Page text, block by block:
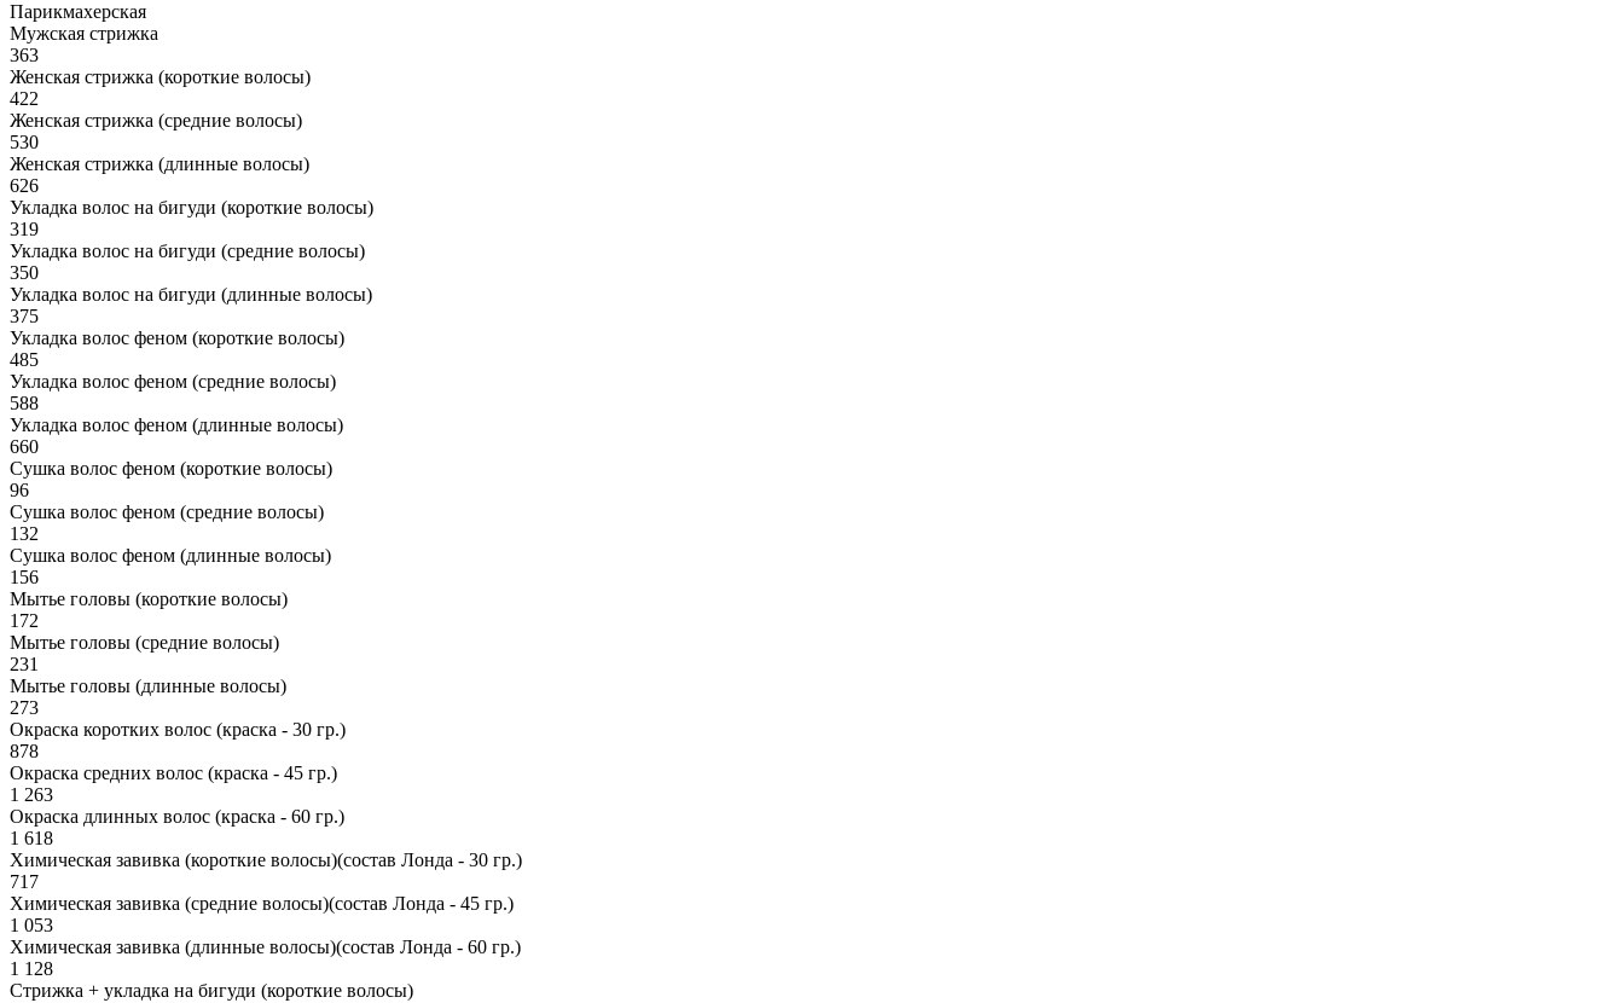
Парикмахерская
Мужская стрижка
363
Женская стрижка (короткие волосы)
422
Женская стрижка (средние волосы)
530
Женская стрижка (длинные волосы)
626
Укладка волос на бигуди (короткие волосы)
319
Укладка волос на бигуди (средние волосы)
350
Укладка волос на бигуди (длинные волосы)
375
Укладка волос феном (короткие волосы)
485
Укладка волос феном (средние волосы)
588
Укладка волос феном (длинные волосы)
660
Сушка волос феном (короткие волосы)
96
Сушка волос феном (средние волосы)
132
Сушка волос феном (длинные волосы)
156
Мытье головы (короткие волосы)
172
Мытье головы (средние волосы)
231
Мытье головы (длинные волосы)
273
Окраска коротких волос (краска - 30 гр.)
878
Окраска средних волос (краска - 45 гр.)
1 263
Окраска длинных волос (краска - 60 гр.)
1 618
Химическая завивка (короткие волосы)(состав Лонда - 30 гр.)
717
Химическая завивка (средние волосы)(состав Лонда - 45 гр.)
1 053
Химическая завивка (длинные волосы)(состав Лонда - 60 гр.)
1 128
Стрижка + укладка на бигуди (короткие волосы)